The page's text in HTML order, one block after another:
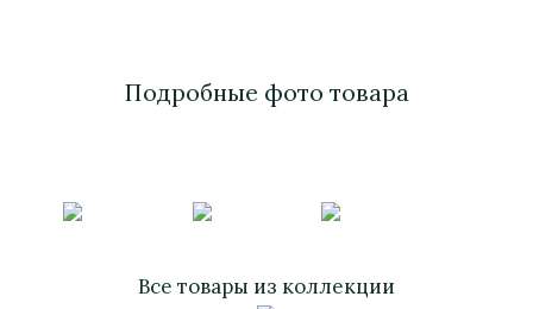
Подробные фото товара
Все товары из коллекции